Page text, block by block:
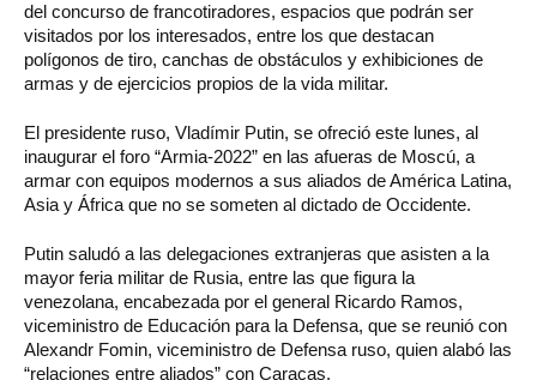
del concurso de francotiradores, espacios que podrán ser
visitados por los interesados, entre los que destacan
polígonos de tiro, canchas de obstáculos y exhibiciones de
armas y de ejercicios propios de la vida militar.
El presidente ruso, Vladímir Putin, se ofreció este lunes, al
inaugurar el foro “Armia-2022” en las afueras de Moscú, a
armar con equipos modernos a sus aliados de América Latina,
Asia y África que no se someten al dictado de Occidente.
Putin saludó a las delegaciones extranjeras que asisten a la
mayor feria militar de Rusia, entre las que figura la
venezolana, encabezada por el general Ricardo Ramos,
viceministro de Educación para la Defensa, que se reunió con
Alexandr Fomin, viceministro de Defensa ruso, quien alabó las
“relaciones entre aliados” con Caracas.